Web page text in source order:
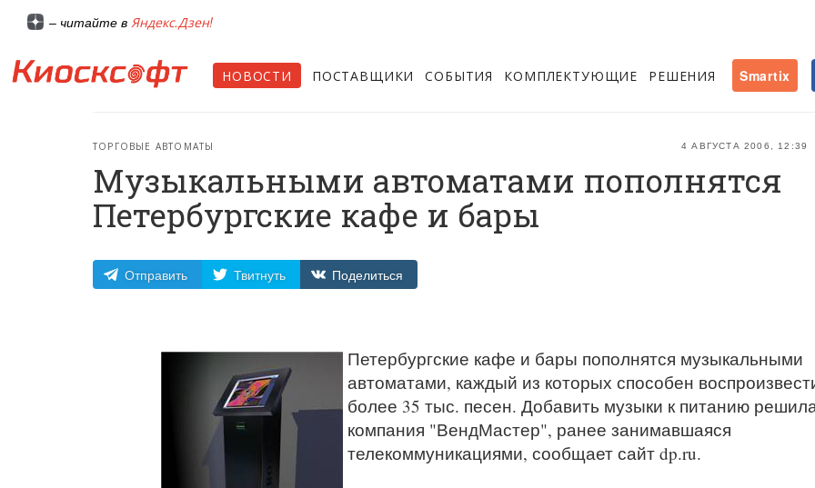
– читайте в Яндекс.Дзен!
НОВОСТИ ПОСТАВЩИКИ СОБЫТИЯ КОМПЛЕКТУЮЩИЕ РЕШЕНИЯ Smartix
4 АВГУСТА 2006, 12:39
ТОРГОВЫЕ АВТОМАТЫ
Музыкальными автоматами пополнятся
Петербургские кафе и бары
Отправить Твитнуть Поделиться
Петербургские кафе и бары пополнятся музыкальными
автоматами, каждый из которых способен
более 35 тыс. песен. Добавить музыки к питанию
компания "ВендМастер", ранее занимавшаяся
телекоммуникациями, сообщает сайт dp.ru.